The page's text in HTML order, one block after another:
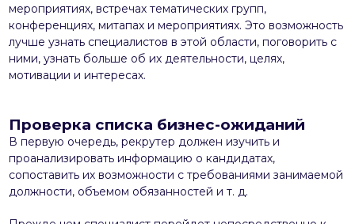
мероприятиях, встречах тематических групп,
конференциях, митапах и мероприятиях. Это возможность
лучше узнать специалистов в этой области, поговорить с
ними, узнать больше об их деятельности, целях,
мотивации и интересах.
Проверка списка бизнес-ожиданий
В первую очередь, рекрутер должен изучить и
проанализировать информацию о кандидатах,
сопоставить их возможности с требованиями занимаемой
должности, объемом обязанностей и т. д.